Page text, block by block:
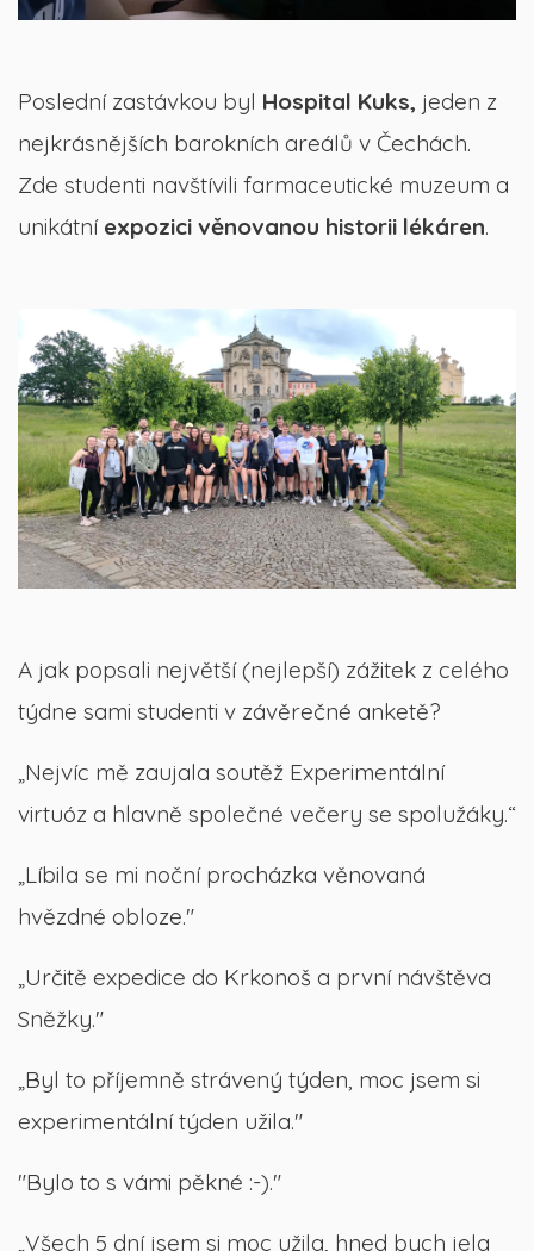
Poslední zastávkou byl Hospital Kuks, jeden z
nejkrásnějších barokních areálů v Čechách.
Zde studenti navštívili farmaceutické muzeum a
unikátní expozici věnovanou historii lékáren.
A jak popsali největší (nejlepší) zážitek z celého
týdne sami studenti v závěrečné anketě?
„Nejvíc mě zaujala soutěž Experimentální
virtuóz a hlavně společné večery se spolužáky.“
„Líbila se mi noční procházka věnovaná
hvězdné obloze."
„Určitě expedice do Krkonoš a první návštěva
Sněžky."
„Byl to příjemně strávený týden, moc jsem si
experimentální týden užila."
"Bylo to s vámi pěkné :-)."
„Všech 5 dní jsem si moc užila, hned bych jela